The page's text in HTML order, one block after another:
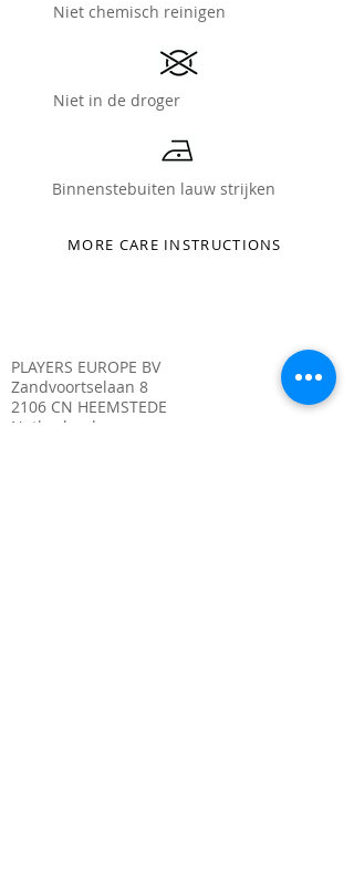
Niet chemisch reinigen
Niet in de droger
Binnenstebuiten lauw strijken
MORE CARE INSTRUCTIONS
PLAYERS EUROPE BV
Zandvoortselaan 8
2106 CN HEEMSTEDE
Netherlands